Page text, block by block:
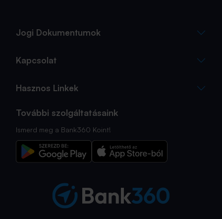
Jogi Dokumentumok
Kapcsolat
Hasznos Linkek
További szolgáltatásaink
Ismerd meg a Bank360 Koint!